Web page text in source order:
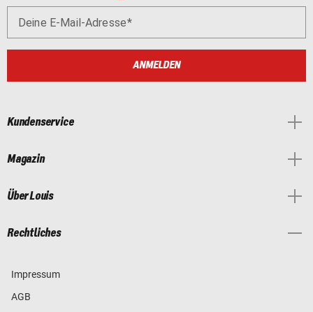
Deine E-Mail-Adresse
ANMELDEN
Kundenservice
Magazin
Über Louis
Rechtliches
Impressum
AGB